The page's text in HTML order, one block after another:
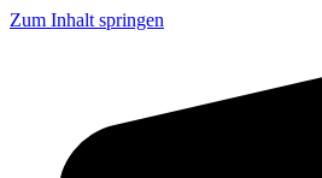
Zum Inhalt springen